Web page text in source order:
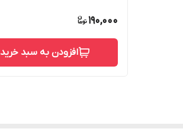
190,000
افزودن به سبد خرید